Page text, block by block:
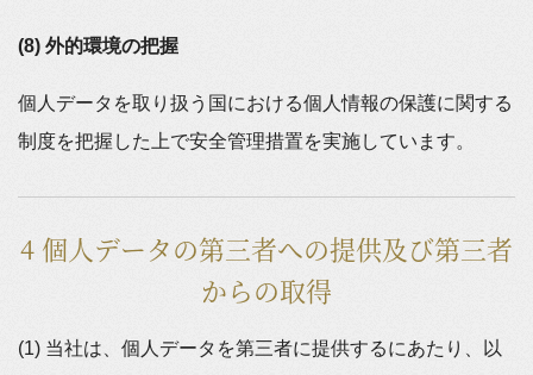
(8) 外的環境の把握
個人データを取り扱う国における個人情報の保護に関する
制度を把握した上で安全管理措置を実施しています。
4 個人データの第三者への提供及び第三者
からの取得
(1) 当社は、個人データを第三者に提供するにあたり、以